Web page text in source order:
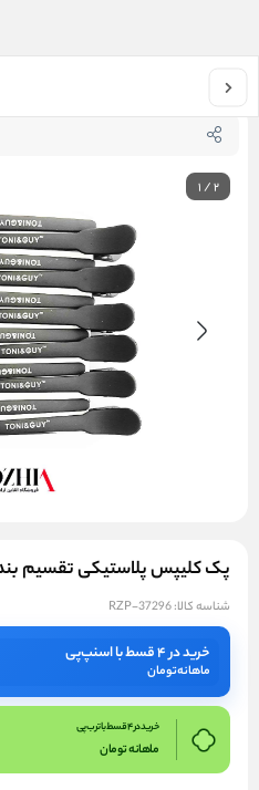
خانه پک کلیپس پلاستیکی
1/2
پک کلیپس پلاستیکی تقسیم
شناسه کالا:RZP-37296
خرید در ۴ قسط با اسنپ‌پی
ماهانهتومان
خرید در 4 قسط با ترب پی
ماهانهتومان